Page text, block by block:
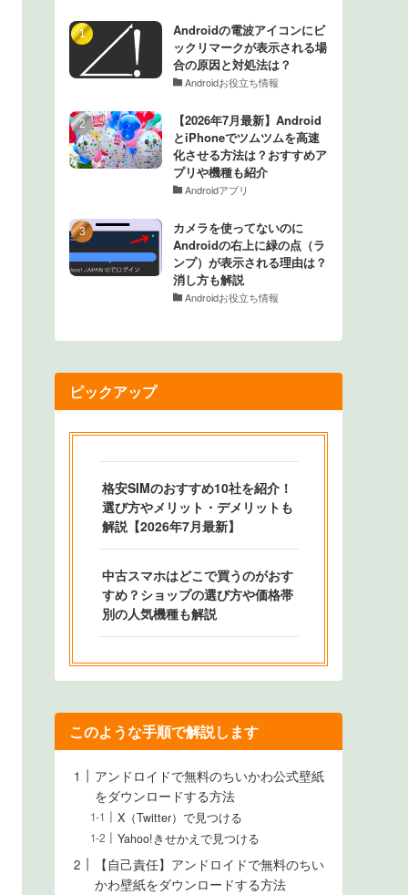
Androidの電波アイコンにビ
ックリマークが表示される場
合の原因と対処法は？
Androidお役立ち情報
【2026年7月最新】Android
とiPhoneでツムツムを高速
化させる方法は？おすすめア
プリや機種も紹介
Androidアプリ
カメラを使ってないのに
Androidの右上に緑の点（ラ
ンプ）が表示される理由は？
消し方も解説
Androidお役立ち情報
ピックアップ
格安SIMのおすすめ10社を紹介！
選び方やメリット・デメリットも
解説【2026年7月最新】
中古スマホはどこで買うのがおす
すめ？ショップの選び方や価格帯
別の人気機種も解説
このような手順で解説します
アンドロイドで無料のちいかわ公式壁紙
をダウンロードする方法
X（Twitter）で見つける
Yahoo!きせかえで見つける
【自己責任】アンドロイドで無料のちい
かわ壁紙をダウンロードする方法